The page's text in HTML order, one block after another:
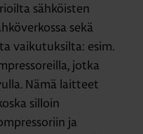
sähköisten
sekä
vaikutuksilta: esim.
jotka
Nämä laitteet
silloin
ja